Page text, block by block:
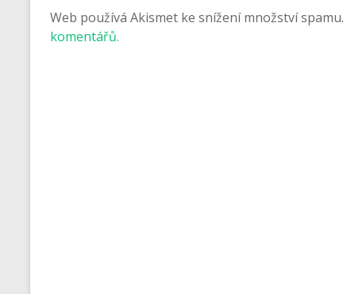
Web používá Akismet ke snížení množství spamu.
komentářů.